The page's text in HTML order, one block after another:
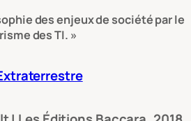
des enjeux de société par le
des TI. »